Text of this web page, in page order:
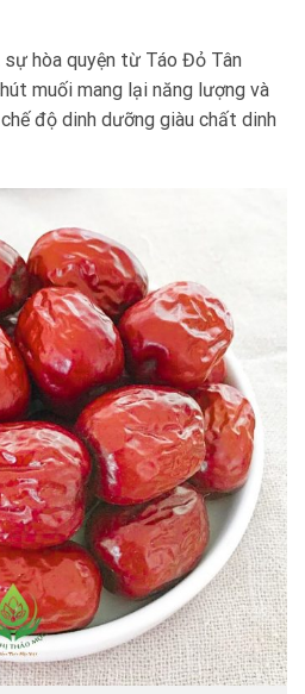
hòa quyện từ Táo Đỏ Tân
muối mang lại năng lượng và
độ dinh dưỡng giàu chất dinh